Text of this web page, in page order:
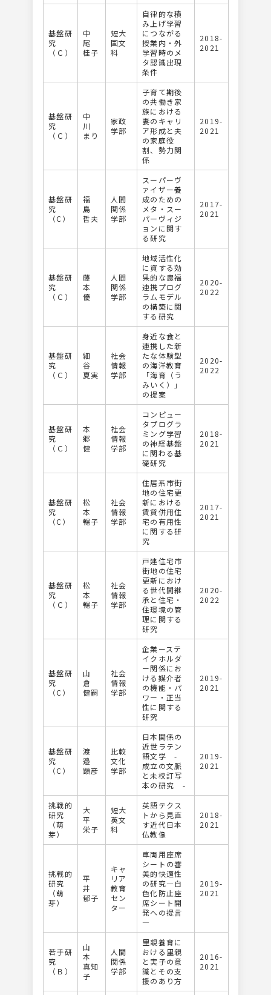
基盤研
究
（Ｃ）
中
尾
桂子
短大
国文
科
自律的な積
み上げ学習
につながる
授業内・外
学習時のメ
タ認識出現
条件
2018-
2021
基盤研
究
（Ｃ）
中
川
まり
家政
学部
子育て期後
の共働き家
族における
妻のキャリ
ア形成と夫
の家庭役
割、勢力関
係
2019-
2021
基盤研
究
（C）
福
島
哲夫
人間
関係
学部
スーパーヴ
ァイザー養
成のための
メタ・スー
パーヴィジ
ョンに関す
る研究
2017-
2021
基盤研
究
（Ｃ）
藤
本
優
人間
関係
学部
地域活性化
に資する効
果的な農福
連携プログ
ラムモデル
の構築に関
する研究
2020-
2022
基盤研
究
（Ｃ）
細
谷
夏実
社会
情報
学部
身近な食と
連携した新
たな体験型
の海洋教育
「海育（う
みいく）」
の提案
2020-
2022
基盤研
究
（Ｃ）
本
郷
健
社会
情報
学部
コンピュー
タプログラ
ミング学習
の神経基盤
に関わる基
礎研究
2018-
2021
基盤研
究
（C）
松
本
暢子
社会
情報
学部
住居系市街
地の住宅更
新における
賃貸併用住
宅の有用性
に関する研
究
2017-
2021
基盤研
究
（Ｃ）
松
本
暢子
社会
情報
学部
戸建住宅市
街地の住宅
更新におけ
る世代間継
承と住宅・
住環境の管
理に関する
研究
2020-
2022
基盤研
究
（C）
山
倉
健嗣
社会
情報
学部
企業ーステ
イクホルダ
ー関係にお
ける媒介者
の機能・パ
ワー・正当
性に関する
研究
2019-
2021
基盤研
究
（C）
渡
邉
顕彦
比較
文化
学部
日本関係の
近世ラテン
語文学 -
成立の文脈
と未校訂写
本の研究 -
2019-
2021
挑戦的
研究
（萌
芽）
大
平
栄子
短大
英文
科
英語テクス
トから見直
す近代日本
仏教像
2018-
2021
挑戦的
研究
（萌
芽）
平
井
郁子
キャ
リア
教育
セン
ター
車両用座席
シートの審
美的快適性
の研究―白
色化防止座
席シート開
発への提言
―
2019-
2021
若手研
究
（Ｂ）
山
本
真知
子
人間
関係
学部
里親養育に
おける里親
と実子の意
識とその支
援のあり方
2016-
2021